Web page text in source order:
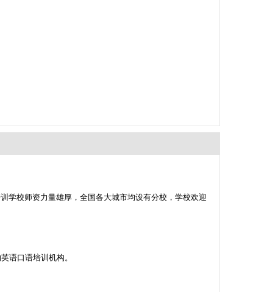
学校师资力量雄厚，全国各大城市均设有分校，学校欢迎
语口语培训机构。